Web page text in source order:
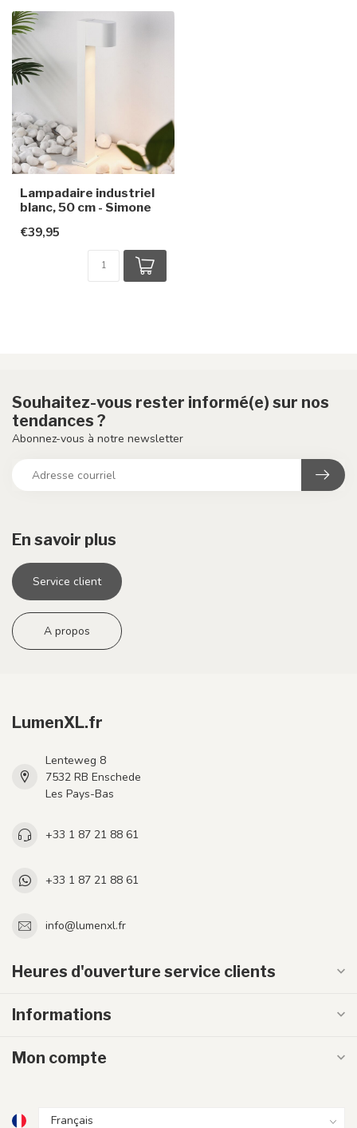
Lampadaire industriel
blanc, 50 cm - Simone
€39,95
En savoir plus
Service client
A propos
Souhaitez-vous rester informé(e) sur nos
tendances ?
Abonnez-vous à notre newsletter
LumenXL.fr
Lenteweg 8
7532 RB Enschede
Les Pays-Bas
+33 1 87 21 88 61
+33 1 87 21 88 61
info@lumenxl.fr
Heures d'ouverture service clients
Informations
Mon compte